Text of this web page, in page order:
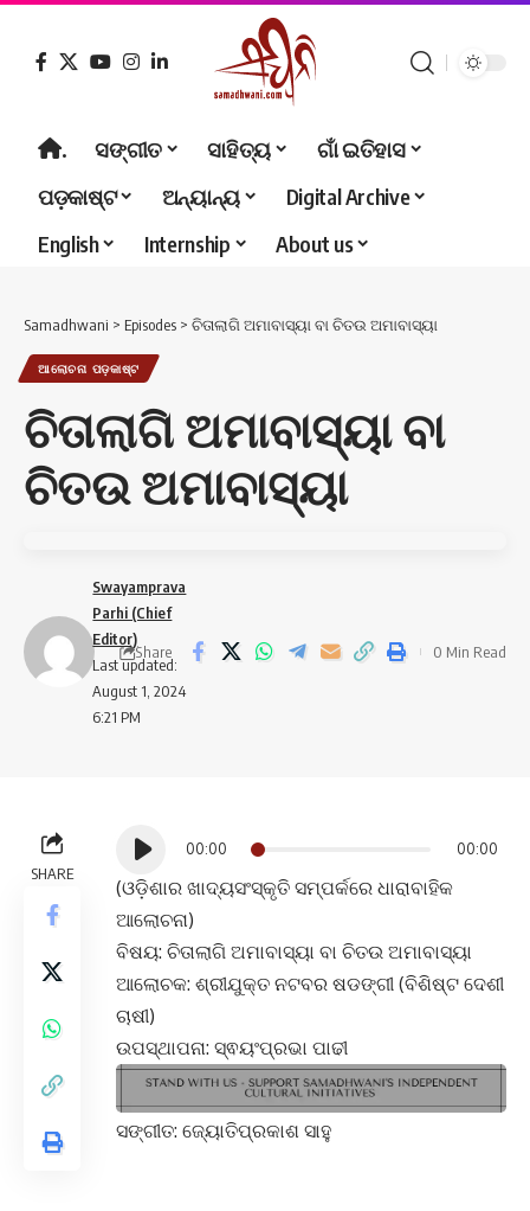
. ସଙ୍ଗୀତ ସାହିତ୍ୟ
ଗାଁ ଇତିହାସ
ପଡ଼କାଷ୍ଟ
ଅନ୍ୟାନ୍ୟ
Digital Archive
English
Internship About us
Samadhwani > Episodes > ଚିତାଲାଗି ଅମାବାସ୍ୟା ବା ଚିତଉ ଅମାବାସ୍ୟା
ଆଲୋଚନା ପଡ଼କାଷ୍ଟ
ଚିତାଲାଗି ଅମାବାସ୍ୟା ବା
ଚିତଉ ଅମାବାସ୍ୟା
Last updated:
August 1, 2024
6:21 PM
Swayamprava
Parhi (Chief
Editor)
Share 0 Min Read
SHARE
Audio
00:00 00:00
(ଓଡ଼ିଶାର ଖାଦ୍ୟସଂସ୍କୃତି ସମ୍ପର୍କରେ ଧାରାବାହିକ
ଆଲୋଚନା)
ବିଷୟ: ଚିତାଲାଗି ଅମାବାସ୍ୟା ବା ଚିତଉ ଅମାବାସ୍ୟା
ଆଲୋଚକ: ଶ୍ରୀଯୁକ୍ତ ନଟବର ଷଡଙ୍ଗୀ (ବିଶିଷ୍ଟ ଦେଶୀ
ଚାଷୀ)
ଉପସ୍ଥାପନା: ସ୍ଵୟଂପ୍ରଭା ପାଢୀ
ସଙ୍ଗୀତ: ଜ୍ୟୋତିପ୍ରକାଶ ସାହୁ